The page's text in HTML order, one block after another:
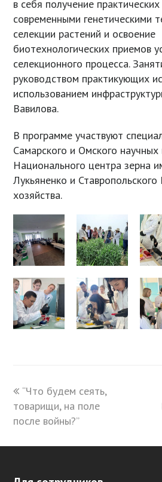
в себя получение
современными генетическими
селекции растений и освоение
биотехнологических приемов
селекционного процесса.
руководством практикующих
использованием
Вавилова.
В программе участвуют
Самарского и Омского
Национального центра зерна
Лукьяненко и
хозяйства.
previous
post:
“Что будем сеять,
товарищи, на поле
после войны?”